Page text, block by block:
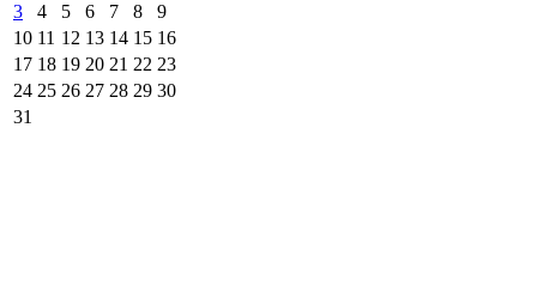
3
4 5 6 7 8
9
10 11 12 13 14 15 16
17 18 19 20 21 22 23
24 25 26 27 28 29 30
31